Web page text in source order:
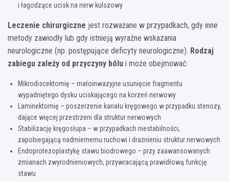
i łagodzące ucisk na nerw kulszowy
Leczenie chirurgiczne jest rozważane w przypadkach, gdy inne
metody zawiodły lub gdy istnieją wyraźne wskazania
neurologiczne (np. postępujące deficyty neurologiczne). Rodzaj
zabiegu zależy od przyczyny bólu i może obejmować:
Mikrodiscektomię – małoinwazyjne usunięcie fragmentu
wypadniętego dysku uciskającego na korzeń nerwowy
Laminektomię – poszerzenie kanału kręgowego w przypadku stenozy,
dające więcej przestrzeni dla struktur nerwowych
Stabilizację kręgosłupa – w przypadkach niestabilności,
zapobiegającą nadmiernemu ruchowi i drażnieniu struktur nerwowych
Endoprotezoplastykę stawu biodrowego – przy zaawansowanych
zmianach zwyrodnieniowych, przywracającą prawidłową funkcję
stawu